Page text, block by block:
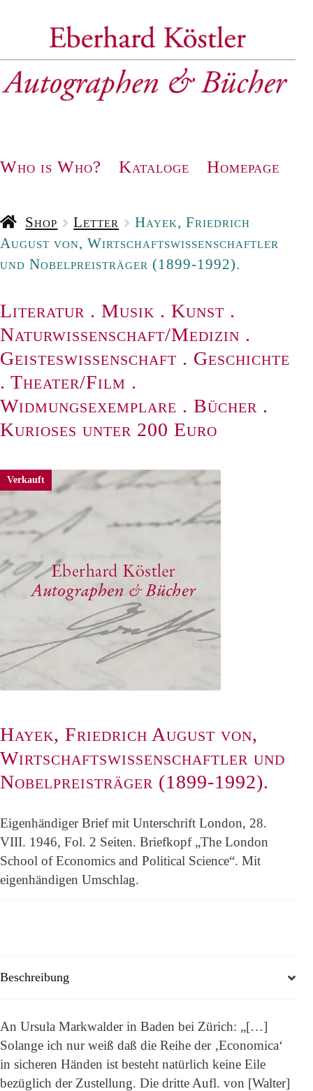
Navigation
Who is Who? Kataloge Homepage
Shop Letter
Hayek, Friedrich
August von, Wirtschaftswissenschaftler
und Nobelpreisträger (1899-1992).
Literatur . Musik . Kunst .
Naturwissenschaft/Medizin .
Geisteswissenschaft . Geschichte
. Theater/Film .
Widmungsexemplare . Bücher .
Kurioses unter 200 Euro
Verkauft
Hayek, Friedrich August von,
Wirtschaftswissenschaftler und
Nobelpreisträger (1899-1992).
Eigenhändiger Brief mit Unterschrift London, 28.
VIII. 1946, Fol. 2 Seiten. Briefkopf „The London
School of Economics and Political Science“. Mit
eigenhändigen Umschlag.
Beschreibung
An Ursula Markwalder in Baden bei Zürich: „[…]
Solange ich nur weiß daß die Reihe der ‚Economica‘
in sicheren Händen ist besteht natürlich keine Eile
bezüglich der Zustellung. Die dritte Aufl. von [Walter]